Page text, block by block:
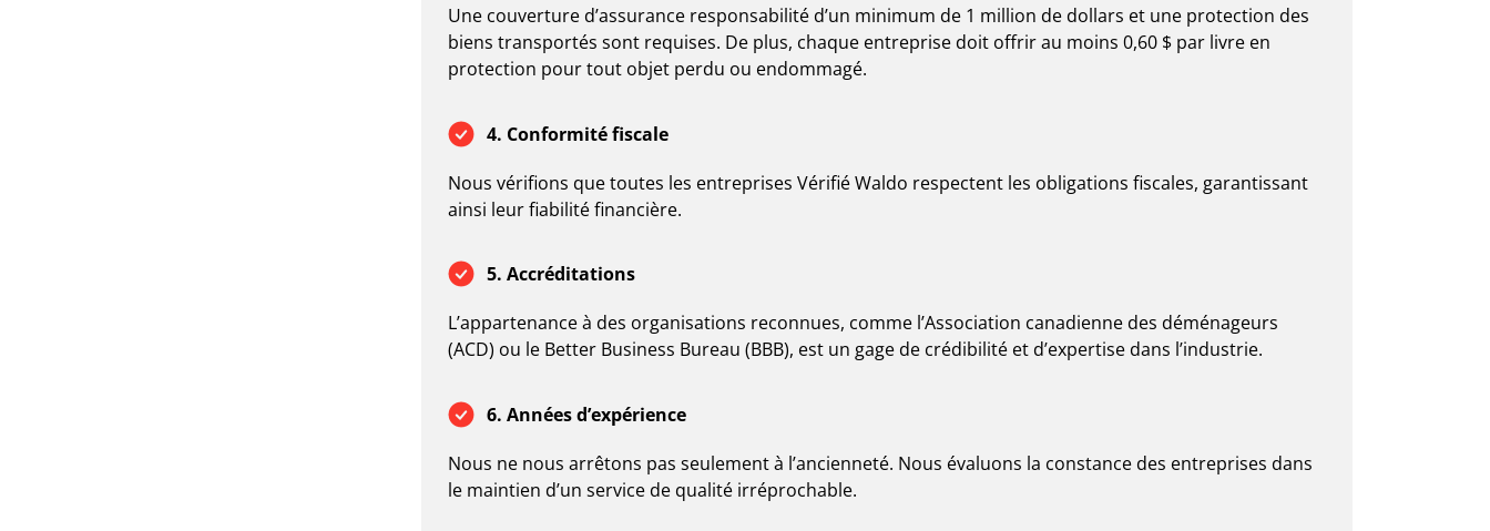
Une couverture d’assurance responsabilité d’un minimum de 1 million de dollars et une protection des
biens transportés sont requises. De plus, chaque entreprise doit offrir au moins 0,60 $ par livre en
protection pour tout objet perdu ou endommagé.
4. Conformité fiscale
Nous vérifions que toutes les entreprises Vérifié Waldo respectent les obligations fiscales, garantissant
ainsi leur fiabilité financière.
5. Accréditations
L’appartenance à des organisations reconnues, comme l’Association canadienne des déménageurs
(ACD) ou le Better Business Bureau (BBB), est un gage de crédibilité et d’expertise dans l’industrie.
6. Années d’expérience
Nous ne nous arrêtons pas seulement à l’ancienneté. Nous évaluons la constance des entreprises dans
le maintien d’un service de qualité irréprochable.